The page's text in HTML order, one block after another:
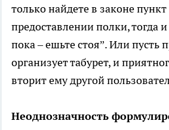
только найдете в законе пункт
предоставлении полки, тогда
пока – ешьте стоя”. Или пусть
организует табурет, и
вторит ему другой
Неоднозначность